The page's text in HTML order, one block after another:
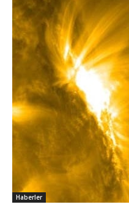
Haberler